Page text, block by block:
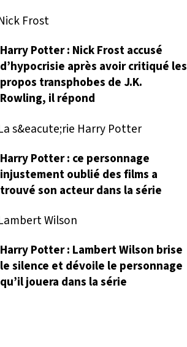
Harry Potter : Nick Frost accusé
d’hypocrisie après avoir critiqué les
propos transphobes de J.K.
Rowling, il répond
Harry Potter : ce personnage
injustement oublié des films a
trouvé son acteur dans la série
Harry Potter : Lambert Wilson brise
le silence et dévoile le personnage
qu’il jouera dans la série